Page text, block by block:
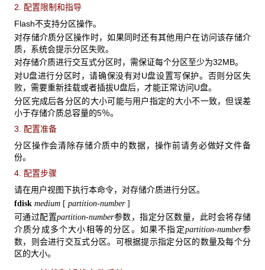
2. 配置限制和指导
Flash不支持分区操作。
对存储介质分区操作时，如果同时还有其他用户在访问该存储介
质，系统会提示分区失败。
对存储介质进行交互式分区时，需保证每个分区至少为32MB。
对U盘进行分区时，请确保没有对U盘设置写保护。否则分区失
败，需要重新挂载或者插拔U盘后，才能正常访问U盘。
分区完成后各分区的大小可能与用户指定的大小不一致，但误差
小于存储介质总容量的5％。
3. 配置准备
分区操作会清除存储介质中的数据，操作前请务必做好文件备
份。
4. 配置步骤
请在用户视图下执行本命令，对存储介质进行分区。
fdisk medium [ partition-number ]
可通过配置partition-number参数，指定分区数量，此时会将存储
介质分成多个大小相等的分区。如果不指定partition-number参
数，则会进行交互式分区。可根据提示指定分区的数量及每个分
区的大小。